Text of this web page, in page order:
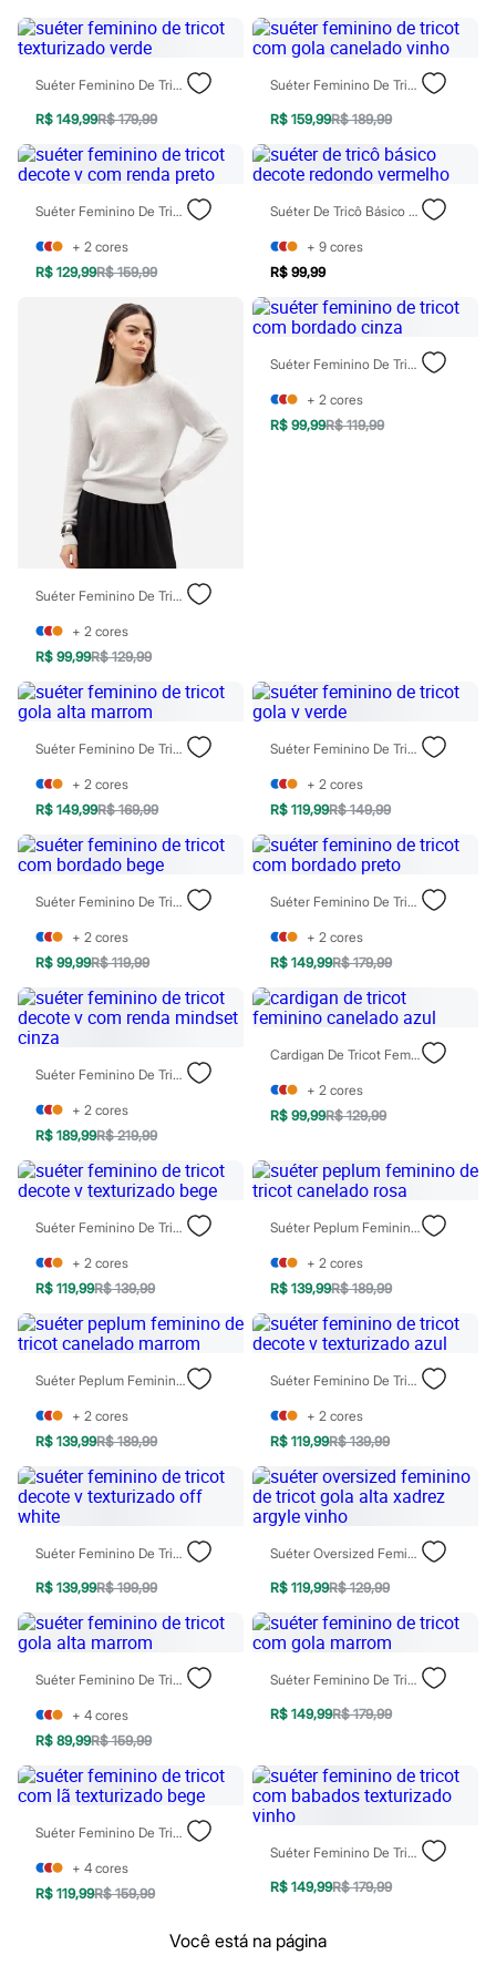
Sonic
Stitch
Beleza
Kits
Novidades
Cabelos
Condicionador
Escovas e Pentes
Finalizadores
Shampoo
Tratamento
Cuidados com o corpo
Hidratante
Protetor solar
Tratamento
Cuidados com o rosto
Hidratante
Protetor solar
Maquiagens
Corretivo
Gloss
Pó facial
Al Wataniah
Banderas
Beleza C&A
Boca Rosa
Bruna Tavares
Carolina Herrera
Ciclo
Fran by Franciny Ehlke
Jean Paul Gaultier
Lancôme
Mari Maria
Mascavo
Niina Secrets
Océane
Payot
Rabanne
Vizzela
Vult
Perfumes femininos
Perfumes infantis
Perfumes masculinos
Mindse7
Novidades
Blusas
Calças
Casacos e Jaquetas
Jeans
Saias
Shorts e Bermudas
T-shirt
Vestidos
Acessórios
Alfaiataria
Calçados
Guarda-roupa
Moda esportiva
Plus size
Calçados
Novidades
Botas
Chinelos
Pantufas
Sandálias
Sapatilhas
Sapatos
Scarpin
Tamancos
Tênis
Masculino
Sandálias
Sapatênis
Tênis
Menina
Botas
Chinelos
Pantufas
Sandálias
Suéter Feminino De Tricot Texturizado Verde
R$ 149,99R$ 179,99
Suéter Feminino De Tricot Com Gola Canelado Vinho
R$ 159,99R$ 189,99
Suéter Feminino De Tricot Decote V Com Renda Preto
+ 2 cores
R$ 129,99R$ 159,99
Suéter De Tricô Básico Decote Redondo Vermelho
+ 9 cores
R$ 99,99
Suéter Feminino De Tricot Com Lurex Prateado
+ 2 cores
R$ 99,99R$ 129,99
Suéter Feminino De Tricot Com Bordado Cinza
+ 2 cores
R$ 99,99R$ 119,99
Suéter Feminino De Tricot Gola Alta Marrom
+ 2 cores
R$ 149,99R$ 169,99
Suéter Feminino De Tricot Gola V Verde
+ 2 cores
R$ 119,99R$ 149,99
Suéter Feminino De Tricot Com Bordado Bege
+ 2 cores
R$ 99,99R$ 119,99
Suéter Feminino De Tricot Com Bordado Preto
+ 2 cores
R$ 149,99R$ 179,99
Suéter Feminino De Tricot Decote V Com Renda Mindset Cinza
+ 2 cores
R$ 189,99R$ 219,99
Cardigan De Tricot Feminino Canelado Azul
+ 2 cores
R$ 99,99R$ 129,99
Suéter Feminino De Tricot Decote V Texturizado Bege
+ 2 cores
R$ 119,99R$ 139,99
Suéter Peplum Feminino De Tricot Canelado Rosa
+ 2 cores
R$ 139,99R$ 189,99
Suéter Peplum Feminino De Tricot Canelado Marrom
+ 2 cores
R$ 139,99R$ 189,99
Suéter Feminino De Tricot Decote V Texturizado Azul
+ 2 cores
R$ 119,99R$ 139,99
Suéter Feminino De Tricot Decote V Texturizado Off White
R$ 139,99R$ 199,99
Suéter Oversized Feminino De Tricot Gola Alta Xadrez Argyle Vinho
R$ 119,99R$ 129,99
Suéter Feminino De Tricot Gola Alta Marrom
+ 4 cores
R$ 89,99R$ 159,99
Suéter Feminino De Tricot Com Gola Marrom
R$ 149,99R$ 179,99
Suéter Feminino De Tricot Com Lã Texturizado Bege
+ 4 cores
R$ 119,99R$ 159,99
Suéter Feminino De Tricot Com Babados Texturizado Vinho
R$ 149,99R$ 179,99
Você está na página